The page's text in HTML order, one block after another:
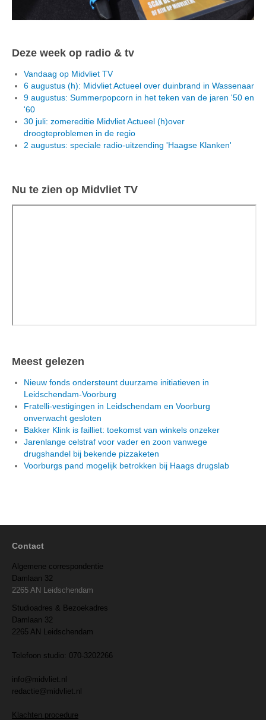
Deze week op radio & tv
Vandaag op Midvliet TV
6 augustus (h): Midvliet Actueel over duinbrand in Wassenaar
9 augustus: Summerpopcorn in het teken van de jaren '50 en
'60
30 juli: zomereditie Midvliet Actueel (h)over
droogteproblemen in de regio
2 augustus: speciale radio-uitzending 'Haagse Klanken'
Nu te zien op Midvliet TV
Meest gelezen
Nieuw fonds ondersteunt duurzame initiatieven in
Leidschendam-Voorburg
Fratelli-vestigingen in Leidschendam en Voorburg
onverwacht gesloten
Bakker Klink is failliet: toekomst van winkels onzeker
Jarenlange celstraf voor vader en zoon vanwege
drugshandel bij bekende pizzaketen
Voorburgs pand mogelijk betrokken bij Haags drugslab
Contact
Algemene correspondentie
Damlaan 32
2265 AN Leidschendam
Studioadres & Bezoekadres
Damlaan 32
2265 AN Leidschendam
Telefoon studio: 070-3202266
info@midvliet.nl
redactie@midvliet.nl
Klachten procedure